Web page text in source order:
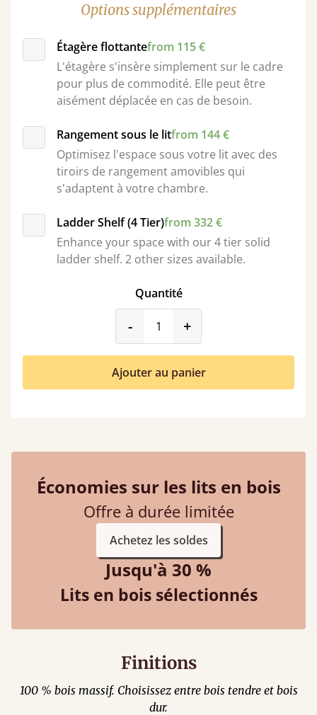
Options supplémentaires
Étagère flottantefrom 115 €
L'étagère s'insère simplement sur le cadre
pour plus de commodité. Elle peut être
aisément déplacée en cas de besoin.
Rangement sous le litfrom 144 €
Optimisez l'espace sous votre lit avec des
tiroirs de rangement amovibles qui
s'adaptent à votre chambre.
Ladder Shelf (4 Tier)from 332 €
Enhance your space with our 4 tier solid
ladder shelf. 2 other sizes available.
Quantité
-product_form.decrease
+
Ajouter au panier
Économies sur les lits en bois
Offre à durée limitée
Achetez les soldes
Jusqu'à 30 %
Lits en bois sélectionnés
Finitions
100 % bois massif. Choisissez entre bois tendre et bois
dur.